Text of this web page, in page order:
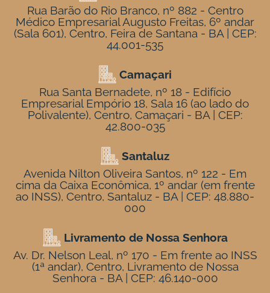
Rua Barão do Rio Branco, nº 882 - Centro
Médico Empresarial Augusto Freitas, 6º andar
(Sala 601), Centro, Feira de Santana - BA | CEP:
44.001-535
Camaçari
Rua Santa Bernadete, nº 18 - Edifício
Empresarial Empório 18, Sala 16 (ao lado do
Polivalente), Centro, Camaçari - BA | CEP:
42.800-035
Santaluz
Avenida Nilton Oliveira Santos, nº 122 - Em
cima da Caixa Econômica, 1º andar (em frente
ao INSS), Centro, Santaluz - BA | CEP: 48.880-
000
Livramento de Nossa Senhora
Av. Dr. Nelson Leal, nº 170 - Em frente ao INSS
(1ª andar), Centro, Livramento de Nossa
Senhora - BA | CEP: 46.140-000